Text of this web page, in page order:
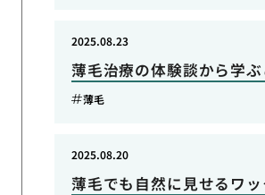
薄毛治療の体験談から学ぶ
2025.08.23
薄毛
薄毛でも自然に見せるワ
2025.08.20